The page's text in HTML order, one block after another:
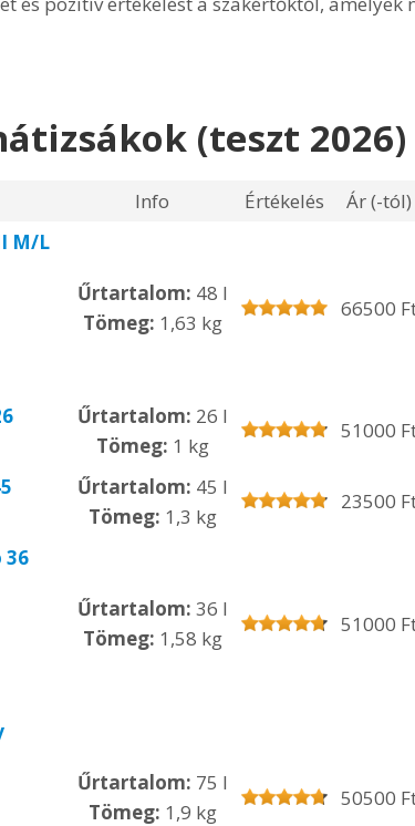
(teszt 2026)
Info Értékelés Ár (-tól)
M/L
Űrtartalom: 48 l
Tömeg: 1,63 kg
66500
Űrtartalom: 26 l
Tömeg: 1 kg
51000
Űrtartalom: 45 l
Tömeg: 1,3 kg
23500
36
Űrtartalom: 36 l
Tömeg: 1,58 kg
51000
Űrtartalom: 75 l
Tömeg: 1,9 kg
50500